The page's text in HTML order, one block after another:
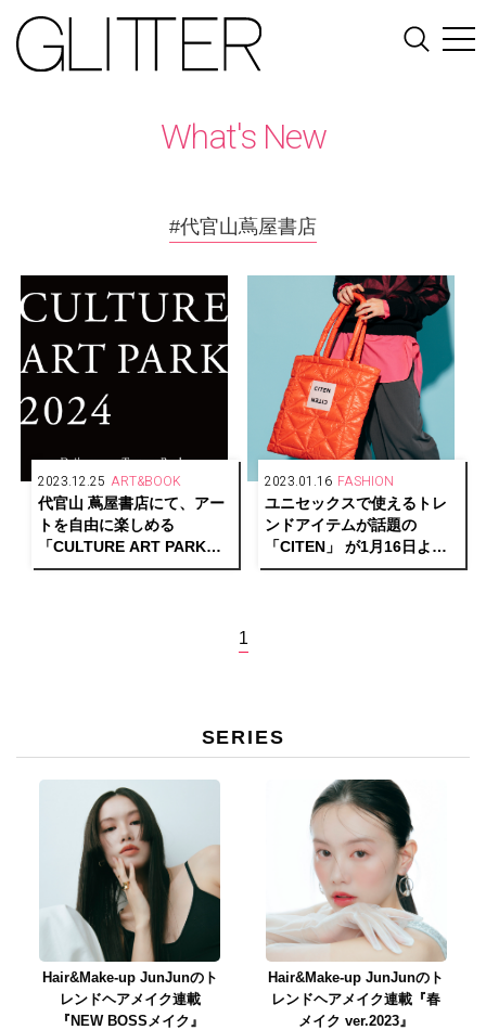
What's New
#代官山蔦屋書店
2023.12.25 ART&BOOK
代官山 蔦屋書店にて、アー
トを自由に楽しめる
「CULTURE ART PARK
2024」開催
2023.01.16 FASHION
ユニセックスで使えるトレ
ンドアイテムが話題の
「CITEN」 が1月16日よ
り、代官山蔦屋書店にてポ
1
SERIES
Hair&Make-up JunJunのト
レンドヘアメイク連載
『NEW BOSSメイク』
Hair&Make-up JunJunのト
レンドヘアメイク連載『春
メイク ver.2023』